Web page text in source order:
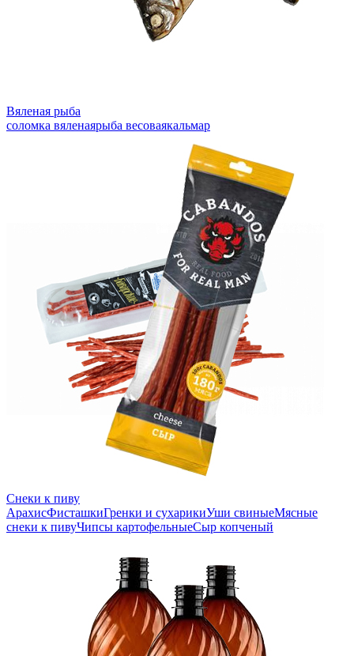
Вяленая рыба
соломка вяленаярыба весоваякальмар
Снеки к пиву
АрахисФисташкиГренки и сухарикиУши свиныеМясные
снеки к пивуЧипсы картофельныеСыр копченый